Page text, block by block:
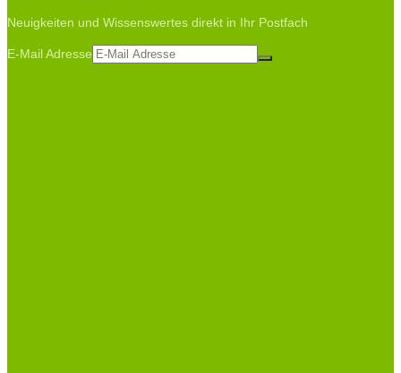
Neuigkeiten und Wissenswertes direkt in Ihr Postfach
E-Mail Adresse